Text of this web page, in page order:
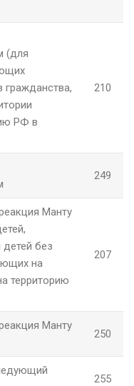
(для
гражданства,
РФ в
210
249
Манту
без
на
территорию
207
Манту
250
255